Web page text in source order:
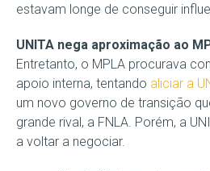
estavam longe de conseguir
UNITA nega aproximação ao
Entretanto, o MPLA procurava
apoio interna, tentando aliciar a
um novo governo de transição
grande rival, a FNLA. Porém, a
a voltar a negociar.